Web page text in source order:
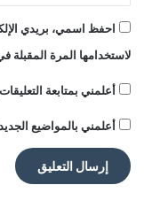
احفظ اسمي، بريدي
لاستخدامها المرة المقبلة
أعلمني بمتابعة
أعلمني بالمواضيع